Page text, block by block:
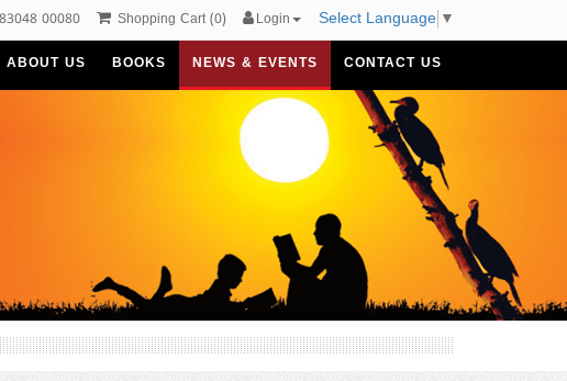
Select Language ▼
00080 Shopping Cart (0) Login
ABOUT US BOOKS NEWS & EVENTS CONTACT US